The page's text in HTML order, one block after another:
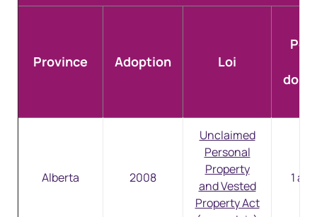
Province Adoption Loi
Alberta 2008
Unclaimed
Personal
Property
and Vested
Property Act
1 à